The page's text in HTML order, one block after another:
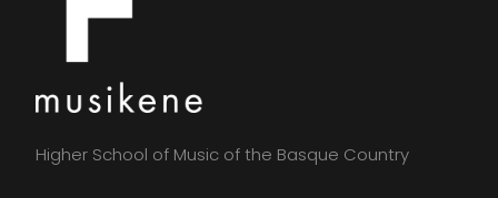
Higher School of Music of the Basque Country